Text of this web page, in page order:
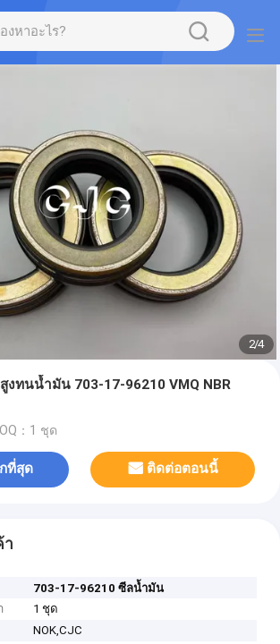
2/4
ทนน้ำมัน 703-17-96210 VMQ NBR
：1 ชุด
ที่สุด ติดต่อตอนนี้
า
703-17-96210 ซีลน้ำมัน
1 ชุด
NOK,CJC